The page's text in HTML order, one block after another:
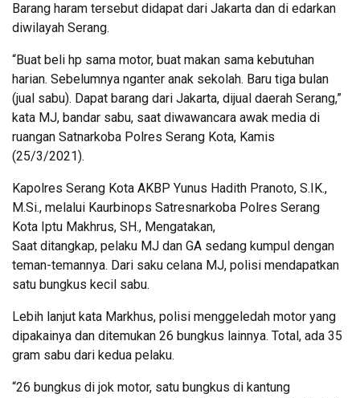
Barang haram tersebut didapat dari Jakarta dan di edarkan
diwilayah Serang.
“Buat beli hp sama motor, buat makan sama kebutuhan
harian. Sebelumnya nganter anak sekolah. Baru tiga bulan
(jual sabu). Dapat barang dari Jakarta, dijual daerah Serang,”
kata MJ, bandar sabu, saat diwawancara awak media di
ruangan Satnarkoba Polres Serang Kota, Kamis
(25/3/2021).
Kapolres Serang Kota AKBP Yunus Hadith Pranoto, S.IK.,
M.Si., melalui Kaurbinops Satresnarkoba Polres Serang
Kota Iptu Makhrus, SH., Mengatakan,
Saat ditangkap, pelaku MJ dan GA sedang kumpul dengan
teman-temannya. Dari saku celana MJ, polisi mendapatkan
satu bungkus kecil sabu.
Lebih lanjut kata Markhus, polisi menggeledah motor yang
dipakainya dan ditemukan 26 bungkus lainnya. Total, ada 35
gram sabu dari kedua pelaku.
“26 bungkus di jok motor, satu bungkus di kantung